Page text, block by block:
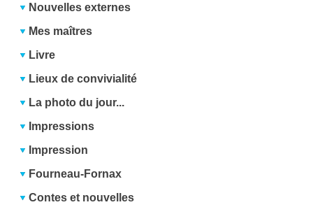
Nouvelles externes
Mes maîtres
Livre
Lieux de convivialité
La photo du jour...
Impressions
Impression
Fourneau-Fornax
Contes et nouvelles